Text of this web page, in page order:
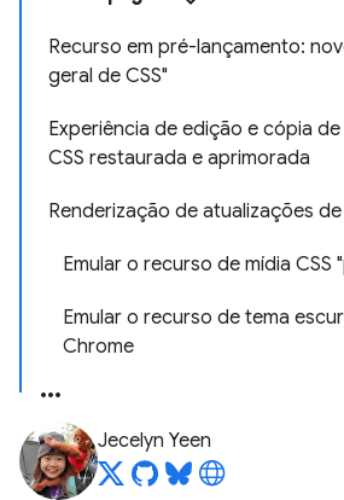
Recurso em pré-lançamento:
geral de CSS"
Experiência de edição e cópia
CSS restaurada e aprimorada
Renderização de atualizações
Emular o recurso de mídia
Emular o recurso de tema
Chrome
Jecelyn Yeen